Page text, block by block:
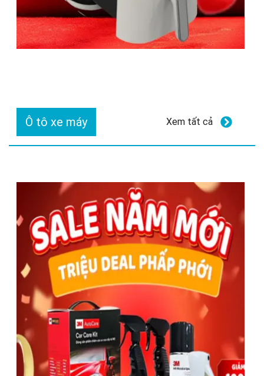
Ô tô xe máy Xem tất cả